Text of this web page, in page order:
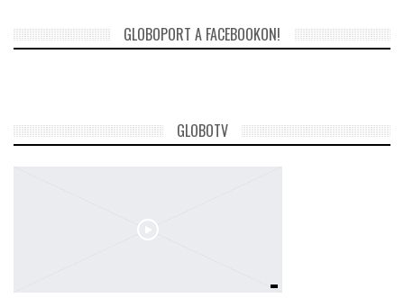
GLOBOPORT A FACEBOOKON!
GLOBOTV